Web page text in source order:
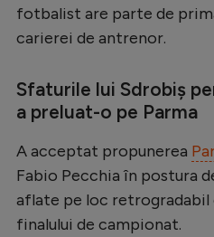
Stranieri
Clasamente
Handbal
Natație
fotbalist are parte de
carierei de antrenor.
Sfaturile lui Sdrobiș
a preluat-o pe Parma
A acceptat propunerea
Fabio Pecchia în postura
aflate pe loc retrogradabil
finalului de campionat.